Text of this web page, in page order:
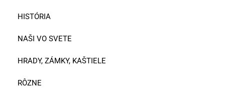
HISTÓRIA
NAŠI VO SVETE
HRADY, ZÁMKY, KAŠTIELE
RÔZNE